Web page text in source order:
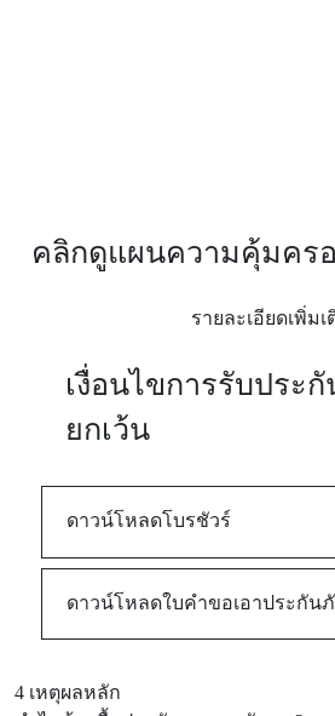
คลิกดูแผนความคุ้มคร
รายละเอียดเพิ่มเ
เงื่อนไขการรับประ
ยกเว้น
ดาวน์โหลดโบรชัวร์
ดาวน์โหลดใบคำขอเอาประกัน
4 เหตุผลหลัก